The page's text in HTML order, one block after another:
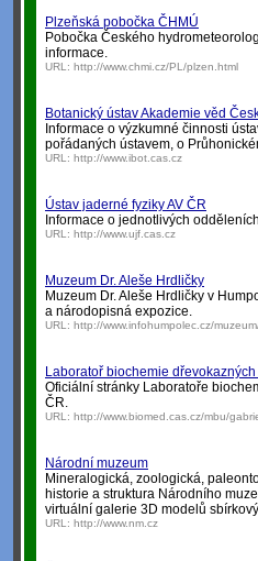
Plzeňská pobočka ČHMÚ
Pobočka Českého
informace.
URL: http://www.chmi.cz/PL/plzen.html
Botanický ústav Akademie věd
Informace o výzkumné činnosti
pořádaných ústavem, o
URL: http://www.ibot.cas.cz
Ústav jaderné fyziky AV ČR
Informace o jednotlivých
URL: http://www.ujf.cas.cz
Muzeum Dr. Aleše Hrdličky
Muzeum Dr. Aleše Hrdličky v
a národopisná expozice.
URL: http://www.infohumpolec.cz/
Laboratoř biochemie
Oficiální stránky Laboratoře
ČR.
URL: http://www.biomed.cas.cz/mbu/
Národní muzeum
Mineralogická, zoologická,
historie a struktura Národního
virtuální galerie 3D modelů
URL: http://www.nm.cz